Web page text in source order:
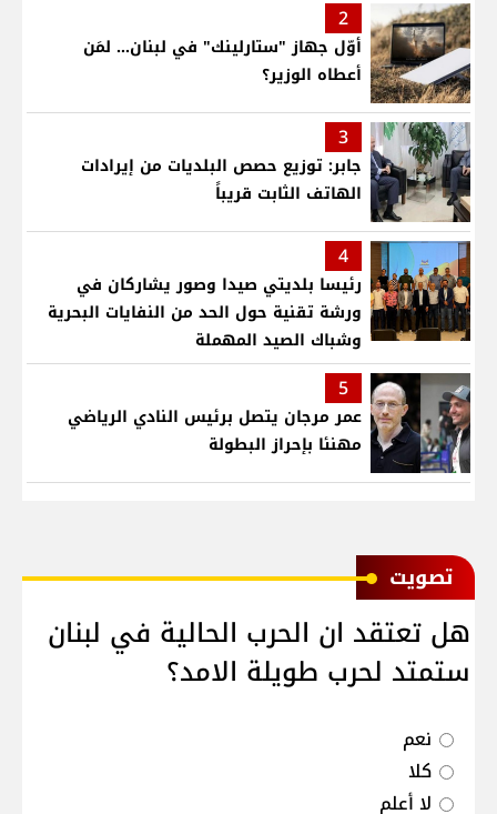
2
أوّل جهاز "ستارلينك" في لبنان... لمَن
أعطاه الوزير؟
3
جابر: توزيع حصص البلديات من إيرادات
الهاتف الثابت قريباً
4
رئيسا بلديتي صيدا وصور يشاركان في
ورشة تقنية حول الحد من النفايات البحرية
وشباك الصيد المهملة
5
عمر مرجان يتصل برئيس النادي الرياضي
مهنئا بإحراز البطولة
ﺗﺼﻮﻳﺖ
هل تعتقد ان الحرب الحالية في لبنان
ستمتد لحرب طويلة الامد؟
نعم
كلا
لا أعلم